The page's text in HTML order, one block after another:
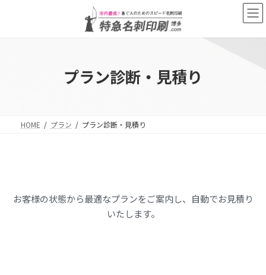
プラン診断・見積り
HOME プラン プラン診断・見積り
お客様の状態から最適なプランをご案内し、自動でお見積り
いたします。